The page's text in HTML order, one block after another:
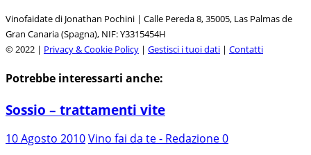
Vinofaidate di Jonathan Pochini | Calle Pereda 8, 35005, Las Palmas de
Gran Canaria (Spagna), NIF: Y3315454H
© 2022 | Privacy & Cookie Policy | Gestisci i tuoi dati | Contatti
Potrebbe interessarti anche:
Sossio – trattamenti vite
10 Agosto 2010Vino fai da te - Redazione0